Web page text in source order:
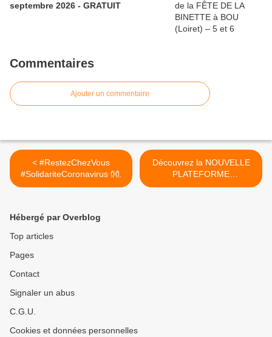
septembre 2026 - GRATUIT
Commentaires
Ajouter un commentaire
< #RestezChezVous
#SolidariteCoronavirus 👐.
Découvrez la NOUVELLE
PLATEFORME
INTERACTIVE et mangez
Hébergé par Overblog
Top articles
Pages
Contact
Signaler un abus
C.G.U.
Cookies et données personnelles